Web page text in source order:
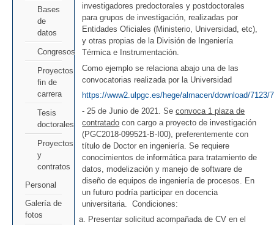
Bases
de
datos
Congresos
Proyectos
fin de
carrera
Tesis
doctorales
Proyectos
y
contratos
Personal
Galería de
fotos
investigadores predoctorales y postdoctorales
para grupos de investigación, realizadas por
Entidades Oficiales (Ministerio, Universidad, etc),
y otras propias de la División de Ingeniería
Térmica e Instrumentación.
Como ejemplo se relaciona abajo una de las
convocatorias realizada por la Universidad
https://www2.ulpgc.es/hege/almacen/download/
- 25 de Junio de 2021. Seconvoca 1 plaza de
contratado con cargo a proyecto de investigación
(PGC2018-099521-B-I00), preferentemente con
título de Doctor en ingeniería. Se requiere
conocimientos de informática para tratamiento de
datos, modelización y manejo de software de
diseño de equipos de ingeniería de procesos. En
un futuro podría participar en docencia
universitaria. Condiciones:
Presentar solicitud acompañada de CV en el